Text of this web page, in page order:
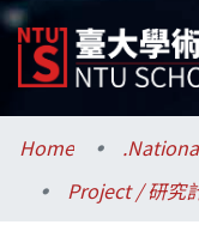
Communities &
Research
Home
Project / 研究